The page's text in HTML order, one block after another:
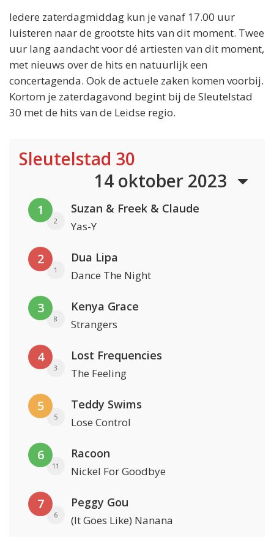
Iedere zaterdagmiddag kun je vanaf 17.00 uur
luisteren naar de grootste hits van dit moment. Twee
uur lang aandacht voor dé artiesten van dit moment,
met nieuws over de hits en natuurlijk een
concertagenda. Ook de actuele zaken komen voorbij.
Kortom je zaterdagavond begint bij de Sleutelstad
30 met de hits van de Leidse regio.
Sleutelstad 30
14 oktober 2023
1
2
Suzan & Freek & Claude
Yas-Y
2
1
Dua Lipa
Dance The Night
3
8
Kenya Grace
Strangers
4
3
Lost Frequencies
The Feeling
5
5
Teddy Swims
Lose Control
6
11
Racoon
Nickel For Goodbye
7
6
Peggy Gou
(It Goes Like) Nanana